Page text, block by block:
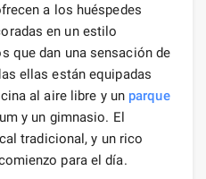
a los huéspedes
en un estilo
que dan una sensación de
ellas están equipadas
al aire libre y un parque
y un gimnasio. El
tradicional, y un rico
para el día.